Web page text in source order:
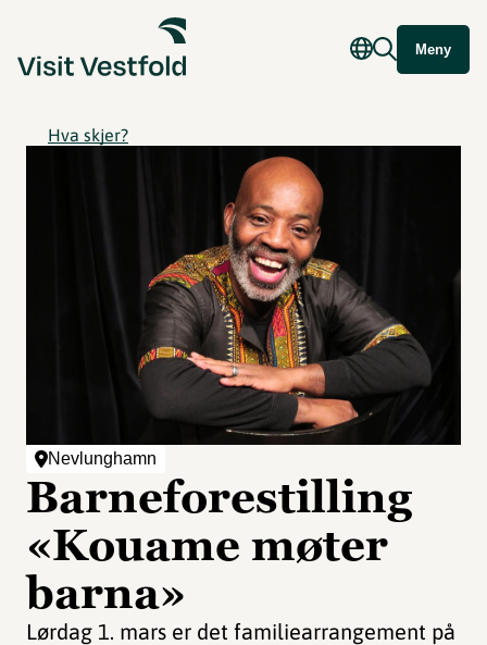
Meny
Hva skjer?
Nevlunghamn
Barneforestilling
«Kouame møter
barna»
Lørdag 1. mars er det familiearrangement på